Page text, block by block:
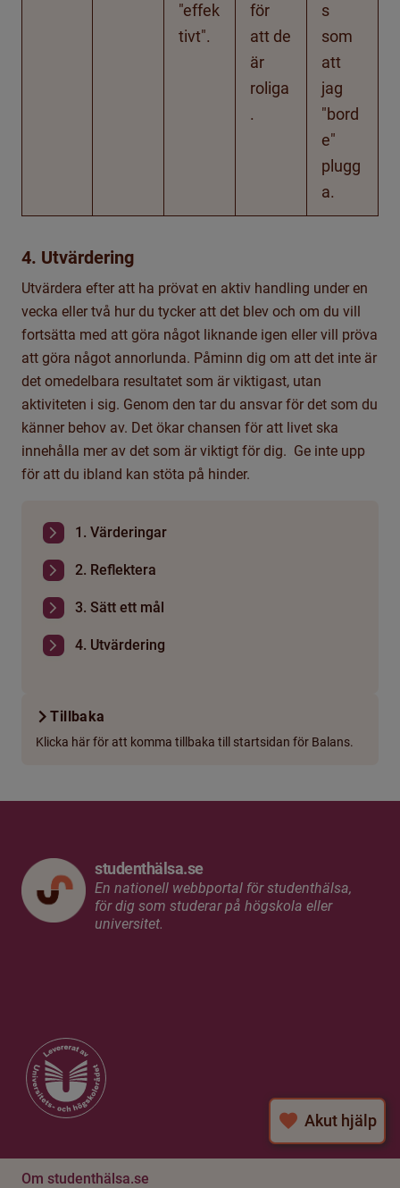
"effek
tivt".
för
att de
är
roliga
.
s
som
att
jag
"bord
e"
plugg
a.
4. Utvärdering
Utvärdera efter att ha prövat en aktiv handling under en
vecka eller två hur du tycker att det blev och om du vill
fortsätta med att göra något liknande igen eller vill pröva
att göra något annorlunda. Påminn dig om att det inte är
det omedelbara resultatet som är viktigast, utan
aktiviteten i sig. Genom den tar du ansvar för det som du
känner behov av. Det ökar chansen för att livet ska
innehålla mer av det som är viktigt för dig. Ge inte upp
för att du ibland kan stöta på hinder.
1. Värderingar
2. Reflektera
3. Sätt ett mål
4. Utvärdering
Tillbaka
Klicka här för att komma tillbaka till startsidan för Balans.
Akut hjälp
studenthälsa.se
En nationell webbportal för studenthälsa,
för dig som studerar på högskola eller
universitet.
Om studenthälsa.se